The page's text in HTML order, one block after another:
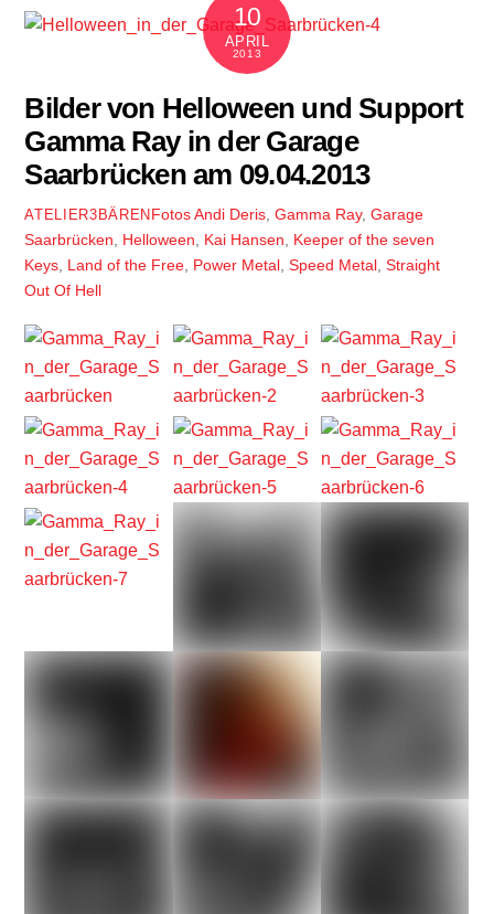
10
APRIL
2013
Bilder von Helloween und Support
Gamma Ray in der Garage
Saarbrücken am 09.04.2013
ATELIER3BÄREN FotosAndi Deris, Gamma Ray, Garage
Saarbrücken
Helloween Kai Hansen
Keeper of the seven
Keys Land of the Free Power Metal ,Speed Metal ,Straight
Out Of Hell